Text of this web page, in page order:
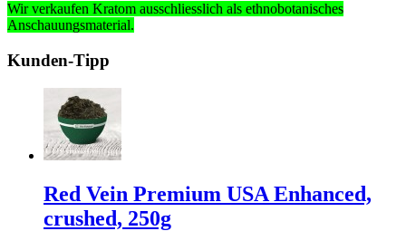
Wir verkaufen Kratom ausschliesslich als ethnobotanisches
Anschauungsmaterial.
Kunden-Tipp
Red Vein Premium USA Enhanced,
crushed, 250g